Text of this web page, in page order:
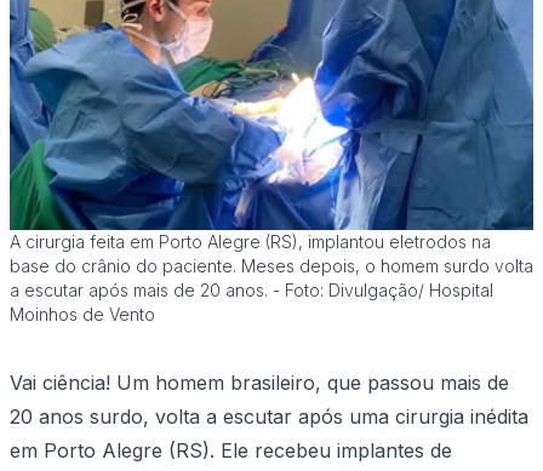
A cirurgia feita em Porto Alegre (RS), implantou eletrodos na
base do crânio do paciente. Meses depois, o homem surdo volta
a escutar após mais de 20 anos. - Foto: Divulgação/ Hospital
Moinhos de Vento
Vai ciência! Um homem brasileiro, que passou mais de
20 anos surdo, volta a escutar após uma cirurgia inédita
em Porto Alegre (RS). Ele recebeu implantes de